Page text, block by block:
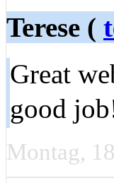
Terese (
Great
good
Montag,